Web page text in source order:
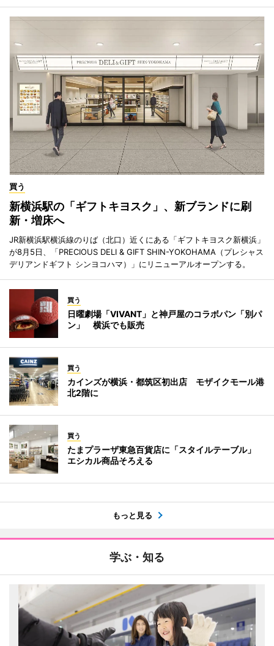
買う
新横浜駅の「ギフトキヨスク」、新ブランドに刷
新・増床へ
JR新横浜駅横浜線のりば（北口）近くにある「ギフトキヨスク新横浜」
が8月5日、「PRECIOUS DELI & GIFT SHIN-YOKOHAMA（プレシャス
デリアンドギフト シンヨコハマ）」にリニューアルオープンする。
買う
日曜劇場「VIVANT」と神戸屋のコラボパン「別パ
ン」 横浜でも販売
買う
カインズが横浜・都筑区初出店 モザイクモール港
北2階に
買う
たまプラーザ東急百貨店に「スタイルテーブル」
エシカル商品そろえる
もっと見る
学ぶ・知る